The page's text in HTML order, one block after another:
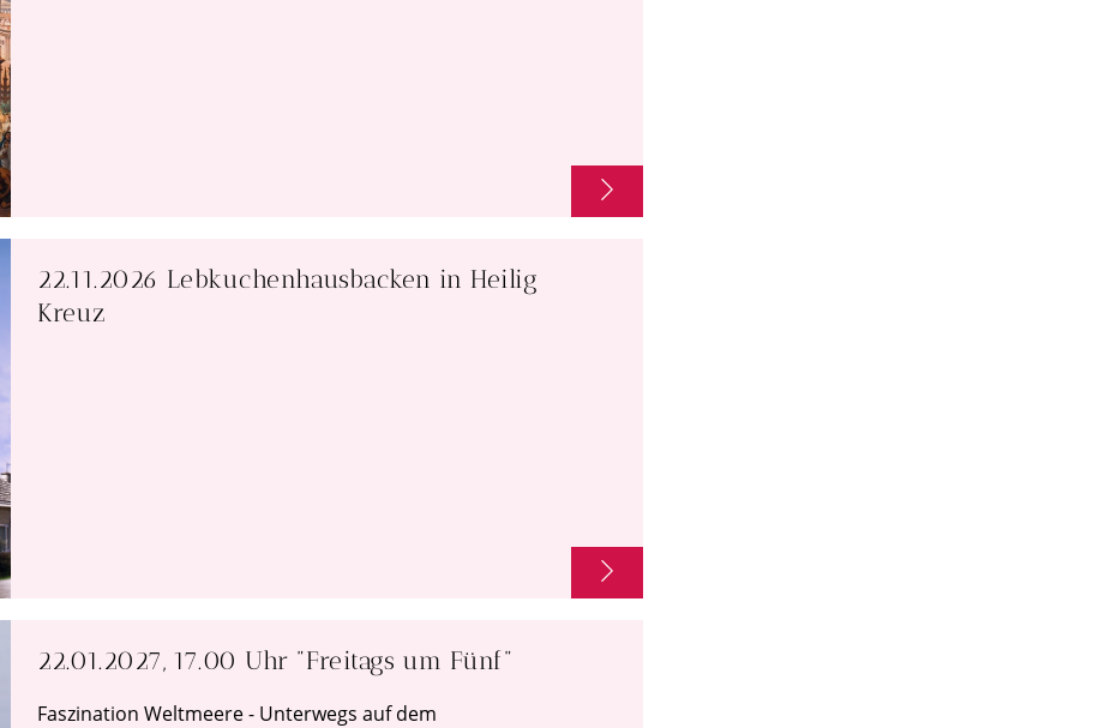
22.11.2026 Lebkuchenhausbacken in Heilig
Kreuz
22.01.2027, 17.00 Uhr "Freitags um Fünf"
Faszination Weltmeere - Unterwegs auf dem